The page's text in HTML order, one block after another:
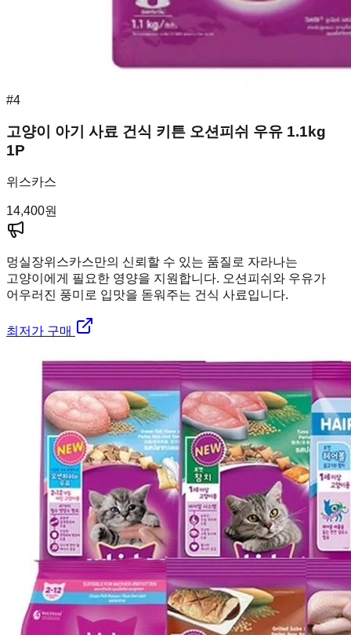
#4
고양이 아기 사료 건식 키튼 오션피쉬 우유 1.1kg
1P
위스카스
14,400원
멍실장위스카스만의 신뢰할 수 있는 품질로 자라나는
고양이에게 필요한 영양을 지원합니다. 오션피쉬와 우유가
어우러진 풍미로 입맛을 돋워주는 건식 사료입니다.
최저가 구매